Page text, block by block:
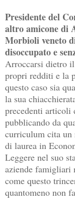
Presidente del
altro amicone di
Morbioli veneto
disoccupato e
Arroccarsi dietro
propri redditi e la
questo caso sia
la sua
precedenti articoli
pubblicando da
curriculum cita un
di laurea in
Leggere nel suo
aziende famigliari
come questo
quantomeno non